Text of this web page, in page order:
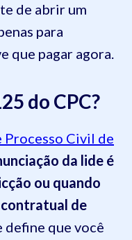
de abrir um
para
que pagar agora.
do CPC?
Processo Civil de
da lide é
ou quando
de
define que você